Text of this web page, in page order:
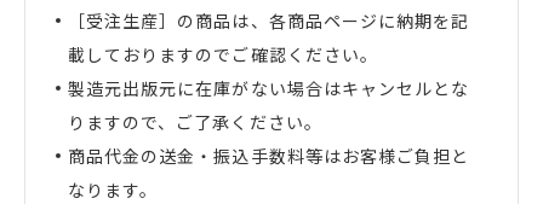
［受注生産］の商品は、各商品ページに納期を記
載しておりますのでご確認ください。
製造元出版元に在庫がない場合はキャンセルとな
りますので、ご了承ください。
商品代金の送金・振込手数料等はお客様ご負担と
なります。